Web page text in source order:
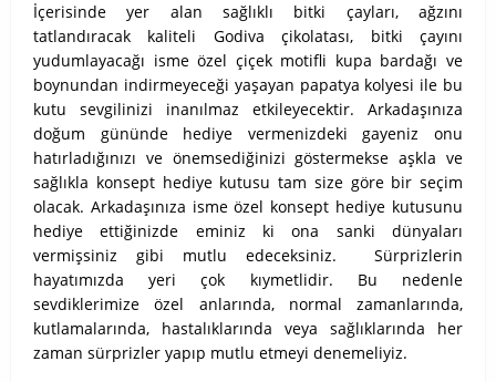
İçerisinde yer alan sağlıklı bitki çayları, ağzını
tatlandıracak kaliteli Godiva çikolatası, bitki çayını
yudumlayacağı isme özel çiçek motifli kupa bardağı ve
boynundan indirmeyeceği yaşayan papatya kolyesi ile bu
kutu sevgilinizi inanılmaz etkileyecektir. Arkadaşınıza
doğum gününde hediye vermenizdeki gayeniz onu
hatırladığınızı ve önemsediğinizi göstermekse aşkla ve
sağlıkla konsept hediye kutusu tam size göre bir seçim
olacak. Arkadaşınıza isme özel konsept hediye kutusunu
hediye ettiğinizde eminiz ki ona sanki dünyaları
vermişsiniz gibi mutlu edeceksiniz. Sürprizlerin
hayatımızda yeri çok kıymetlidir. Bu nedenle
sevdiklerimize özel anlarında, normal zamanlarında,
kutlamalarında, hastalıklarında veya sağlıklarında her
zaman sürprizler yapıp mutlu etmeyi denemeliyiz.